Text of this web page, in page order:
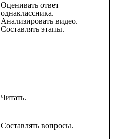
Оценивать ответ
однаклассника.
Анализировать видео.
Составлять этапы.
Читать.
Составлять вопросы.